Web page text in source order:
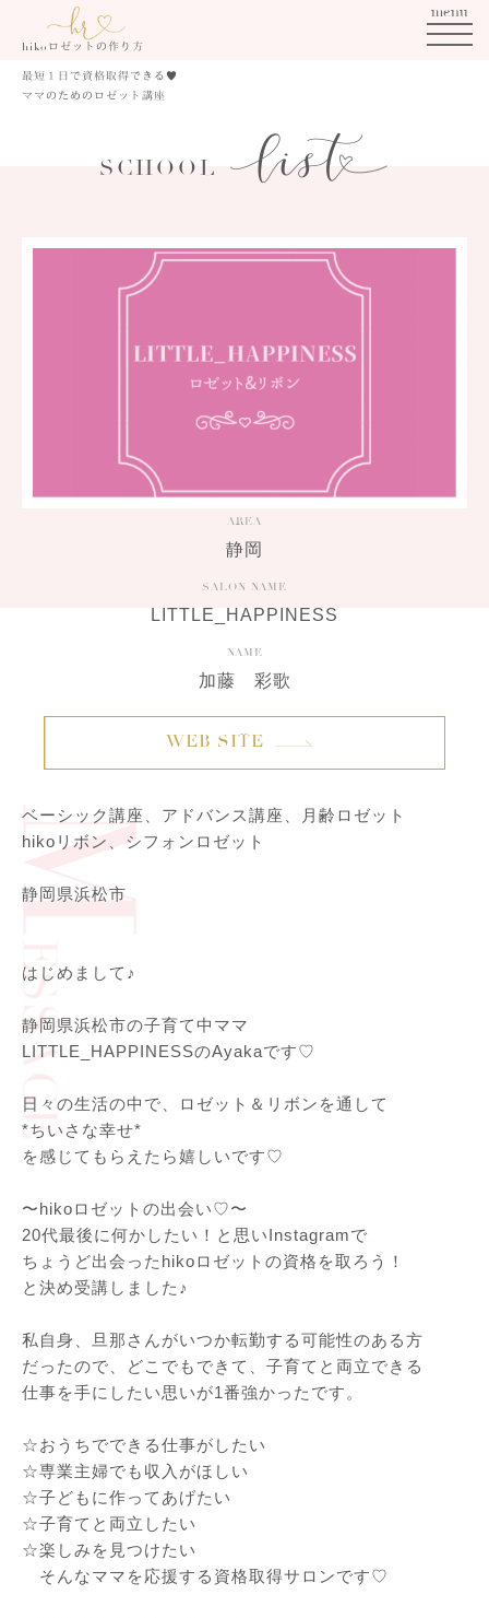
hiko ロゼットの作り方
menu
最短１日で資格取得できる♥
ママのためのロゼット講座
SCHOOL
AREA
静岡
SALON NAME
LITTLE_HAPPINESS
NAME
加藤 彩歌
WEB SITE
ベーシック講座、アドバンス講座、月齢ロゼット
hikoリボ ン、シフォンロゼット
静岡県浜松市
はじめまして♪
静岡県浜松市の子育て中ママ
LITTLE_HAPPINESSのAyakaです♡
日々の生活の中で、ロゼット＆リボンを通して
*ちいさな幸せ*
を感じてもらえたら嬉しいです♡
〜hikoロゼットの出会い♡〜
20代最後に何かしたい！と思いInstagramで
ちょうど出会ったhikoロゼットの資格を取ろう！
と決め受講しました♪
私自身、旦那さんがいつか転勤する可能性のある方
だったので、どこでもできて、子育てと両立できる
仕事を手にしたい思いが1番強かったです。
☆おうちでできる仕事がしたい
☆専業主婦でも収入がほしい
☆子どもに作ってあげたい
☆子育てと両立したい
☆楽しみを見つけたい
そんなママを応援する資格取得サロンです♡